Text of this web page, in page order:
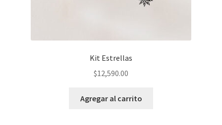
Kit Estrellas
$12,590.00
Agregar al carrito